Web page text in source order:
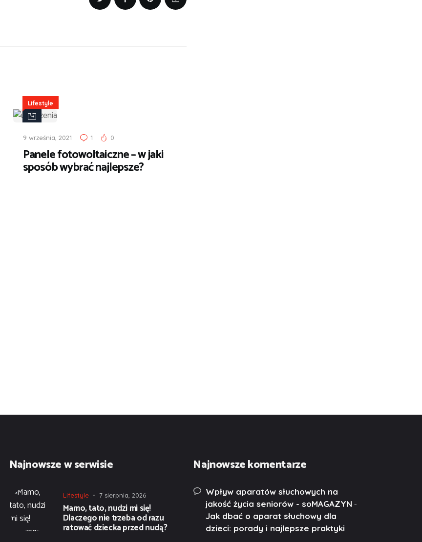
Lifestyle
9 września, 2021 1 0
Panele fotowoltaiczne – w jaki
sposób wybrać najlepsze?
Najnowsze w serwisie
Lifestyle 7 sierpnia, 2026
Mamo, tato, nudzi mi się!
Dlaczego nie trzeba od razu
ratować dziecka przed nudą?
Najnowsze komentarze
Wpływ aparatów słuchowych na
jakość życia seniorów - soMAGAZYN -
Jak dbać o aparat słuchowy dla
dzieci: porady i najlepsze praktyki